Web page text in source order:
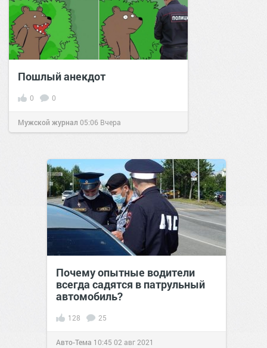
Пошлый анекдот
0 0
Мужской журнал 05:06 Вчера
Почему опытные водители
всегда садятся в патрульный
автомобиль?
128 25
Авто-Тема 10:45 02 авг 2021